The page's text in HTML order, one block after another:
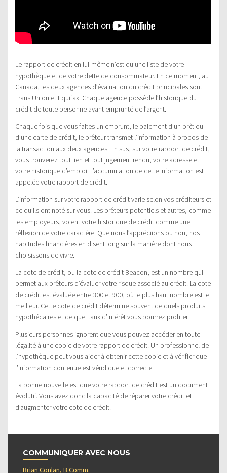
Le rapport de crédit en lui-même n’est qu’une liste de votre
hypothèque et de votre dette de consommateur. En ce moment, au
Canada, les deux agences d’évaluation du crédit principales sont
Trans Union et Equifax. Chaque agence possède l’historique du
crédit de toute personne ayant emprunté de l’argent.
Chaque fois que vous faites un emprunt, le paiement d’un prêt ou
d’une carte de crédit, le prêteur transmet l’information à propos de
la transaction aux deux agences. En sus, sur votre rapport de crédit,
vous trouverez tout lien et tout jugement rendu, votre adresse et
votre historique d’emploi. L’accumulation de cette information est
appelée votre rapport de crédit.
L’information sur votre rapport de crédit varie selon vos créditeurs et
ce qu’ils ont noté sur vous. Les prêteurs potentiels et autres, comme
les employeurs, voient votre historique de crédit comme une
réflexion de votre caractère. Que nous l’appréciions ou non, nos
habitudes financières en disent long sur la manière dont nous
choisissons de vivre.
La cote de crédit, ou la cote de crédit Beacon, est un nombre qui
permet aux prêteurs d’évaluer votre risque associé au crédit. La cote
de crédit est évaluée entre 300 et 900, où le plus haut nombre est le
meilleur. Cette cote de crédit détermine souvent de quels produits
hypothécaires et de quel taux d’intérêt vous pourrez profiter.
Plusieurs personnes ignorent que vous pouvez accéder en toute
légalité à une copie de votre rapport de crédit. Un professionnel de
l’hypothèque peut vous aider à obtenir cette copie et à vérifier que
l’information contenue est véridique et correcte.
La bonne nouvelle est que votre rapport de crédit est un document
évolutif. Vous avez donc la capacité de réparer votre crédit et
d’augmenter votre cote de crédit.
COMMUNIQUER AVEC NOUS
Brian Conlan, B.Comm.